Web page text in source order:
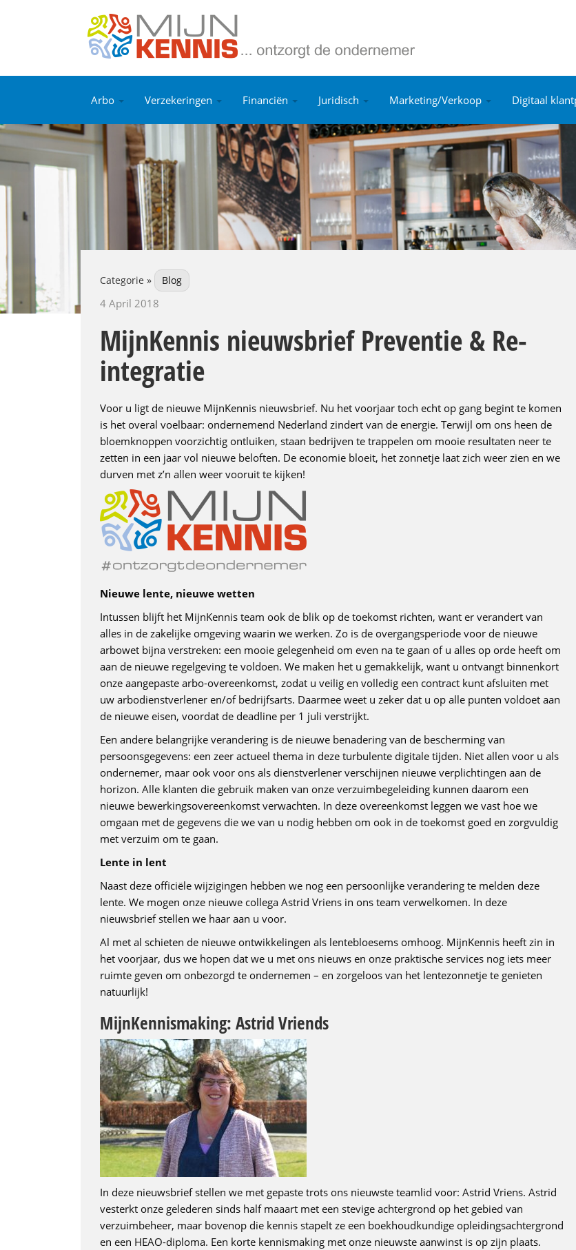
Arbo Verzekeringen Financiën Juridisch Marketing/Verkoop Digitaal
Categorie » Blog
4 April 2018
MijnKennis nieuwsbrief Preventie & Re-
integratie
Voor u ligt de nieuwe MijnKennis nieuwsbrief. Nu het voorjaar toch echt op gang begint te komen
is het overal voelbaar: ondernemend Nederland zindert van de energie. Terwijl om ons heen de
bloemknoppen voorzichtig ontluiken, staan bedrijven te trappelen om mooie resultaten neer te
zetten in een jaar vol nieuwe beloften. De economie bloeit, het zonnetje laat zich weer zien en we
durven met z’n allen weer vooruit te kijken!
Nieuwe lente, nieuwe wetten
Intussen blijft het MijnKennis team ook de blik op de toekomst richten, want er verandert van
alles in de zakelijke omgeving waarin we werken. Zo is de overgangsperiode voor de nieuwe
arbowet bijna verstreken: een mooie gelegenheid om even na te gaan of u alles op orde heeft om
aan de nieuwe regelgeving te voldoen. We maken het u gemakkelijk, want u ontvangt binnenkort
onze aangepaste arbo-overeenkomst, zodat u veilig en volledig een contract kunt afsluiten met
uw arbodienstverlener en/of bedrijfsarts. Daarmee weet u zeker dat u op alle punten voldoet aan
de nieuwe eisen, voordat de deadline per 1 juli verstrijkt.
Een andere belangrijke verandering is de nieuwe benadering van de bescherming van
persoonsgegevens: een zeer actueel thema in deze turbulente digitale tijden. Niet allen voor u als
ondernemer, maar ook voor ons als dienstverlener verschijnen nieuwe verplichtingen aan de
horizon. Alle klanten die gebruik maken van onze verzuimbegeleiding kunnen daarom een
nieuwe bewerkingsovereenkomst verwachten. In deze overeenkomst leggen we vast hoe we
omgaan met de gegevens die we van u nodig hebben om ook in de toekomst goed en zorgvuldig
met verzuim om te gaan.
Lente in lent
Naast deze officiële wijzigingen hebben we nog een persoonlijke verandering te melden deze
lente. We mogen onze nieuwe collega Astrid Vriens in ons team verwelkomen. In deze
nieuwsbrief stellen we haar aan u voor.
Al met al schieten de nieuwe ontwikkelingen als lentebloesems omhoog. MijnKennis heeft zin in
het voorjaar, dus we hopen dat we u met ons nieuws en onze praktische services nog iets meer
ruimte geven om onbezorgd te ondernemen – en zorgeloos van het lentezonnetje te genieten
natuurlijk!
MijnKennismaking: Astrid Vriends
In deze nieuwsbrief stellen we met gepaste trots ons nieuwste teamlid voor: Astrid Vriens. Astrid
vesterkt onze gelederen sinds half maaart met een stevige achtergrond op het gebied van
verzuimbeheer, maar bovenop die kennis stapelt ze een boekhoudkundige opleidingsachtergrond
en een HEAO-diploma. Een korte kennismaking met onze nieuwste aanwinst is op zijn plaats.